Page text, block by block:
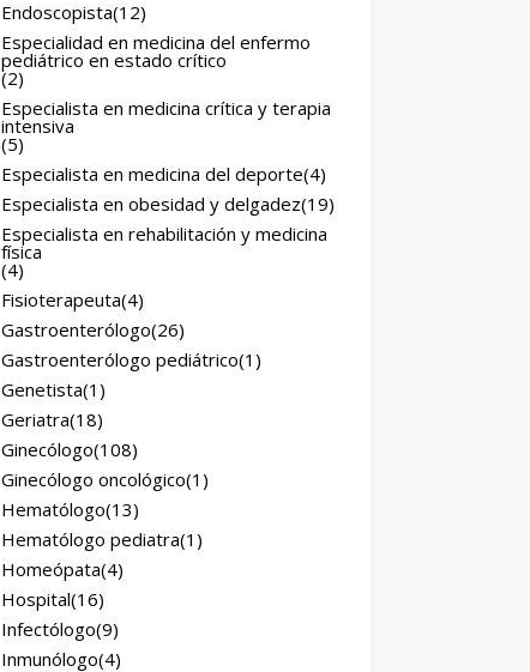
Endoscopista(12)
Especialidad en medicina del enfermo
pediátrico en estado crítico
(2)
Especialista en medicina crítica y terapia
intensiva
(5)
Especialista en medicina del deporte(4)
Especialista en obesidad y delgadez(19)
Especialista en rehabilitación y medicina
física
(4)
Fisioterapeuta(4)
Gastroenterólogo(26)
Gastroenterólogo pediátrico(1)
Genetista(1)
Geriatra(18)
Ginecólogo(108)
Ginecólogo oncológico(1)
Hematólogo(13)
Hematólogo pediatra(1)
Homeópata(4)
Hospital(16)
Infectólogo(9)
Inmunólogo(4)